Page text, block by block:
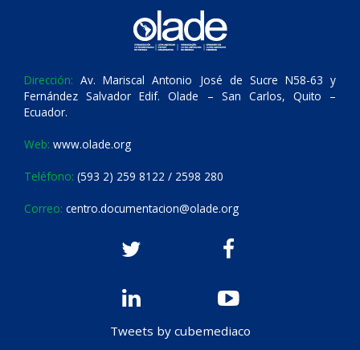
Dirección: Av. Mariscal Antonio José de Sucre N58-63 y
Fernández Salvador Edif. Olade – San Carlos, Quito –
Ecuador.
Web: www.olade.org
Teléfono: (593 2) 259 8122 / 2598 280
Correo: centro.documentacion@olade.org
Tweets by cubemediaco